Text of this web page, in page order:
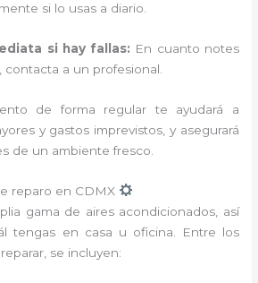
si lo usas a diario.
si hay fallas: En cuanto notes
contacta a un profesional.
de forma regular te ayudará a
y gastos imprevistos, y asegurará
de un ambiente fresco.
reparo en CDMX
gama de aires acondicionados, así
tengas en casa u oficina. Entre los
se incluyen: